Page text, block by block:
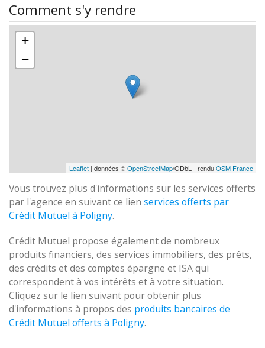
Comment s'y rendre
+
−
Leaflet | données ©OpenStreetMap/ODbL - renduOSM France
Vous trouvez plus d'informations sur les services offerts
par l'agence en suivant ce lien services offerts par
Crédit Mutuel à Poligny.
Crédit Mutuel propose également de nombreux
produits financiers, des services immobiliers, des prêts,
des crédits et des comptes épargne et ISA qui
correspondent à vos intérêts et à votre situation.
Cliquez sur le lien suivant pour obtenir plus
d'informations à propos des produits bancaires de
Crédit Mutuel offerts à Poligny.